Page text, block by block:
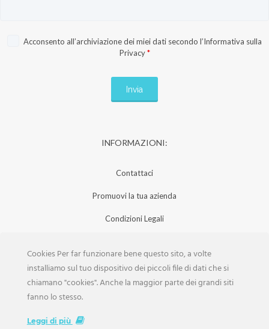
Acconsento all’archiviazione dei miei dati secondo l’Informativa sulla
Privacy *
INFORMAZIONI:
Contattaci
Promuovi la tua azienda
Condizioni Legali
Iscrizione Aziende
Scarica la Rivista
Cookies Per far funzionare bene questo sito, a volte
installiamo sul tuo dispositivo dei piccoli file di dati che si
chiamano "cookies". Anche la maggior parte dei grandi siti
fanno lo stesso.
Leggi di più